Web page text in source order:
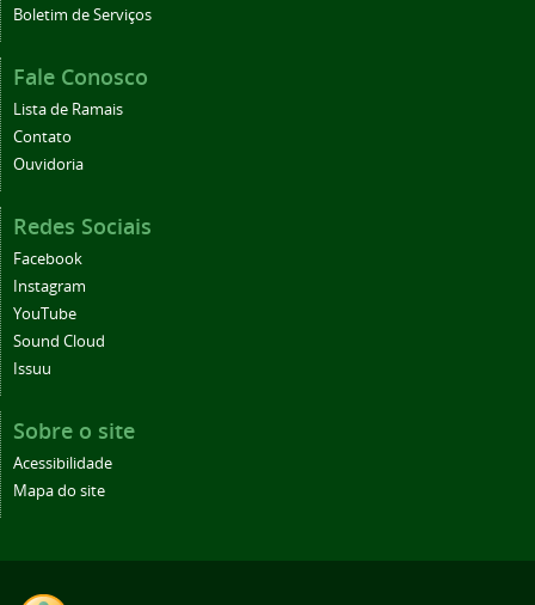
Boletim de Serviços
Fale Conosco
Lista de Ramais
Contato
Ouvidoria
Redes Sociais
Facebook
Instagram
YouTube
Sound Cloud
Issuu
Sobre o site
Acessibilidade
Mapa do site